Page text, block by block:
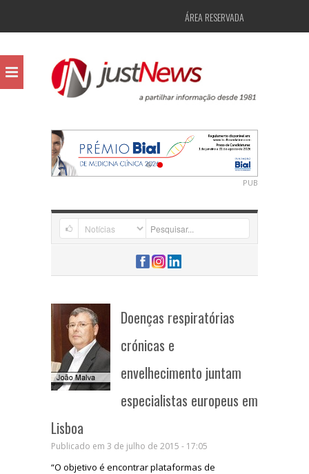
ÁREA RESERVADA
PUB
Doenças respiratórias
crónicas e
envelhecimento juntam
especialistas europeus em
Lisboa
Publicado em 3 de julho de 2015 - 17:05
“O objetivo é encontrar plataformas de